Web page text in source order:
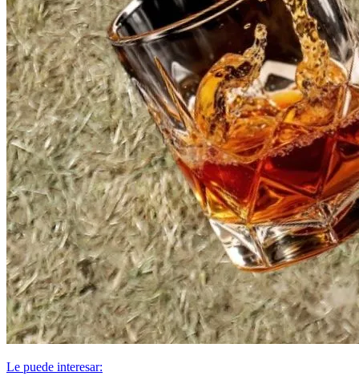
Le puede interesar: